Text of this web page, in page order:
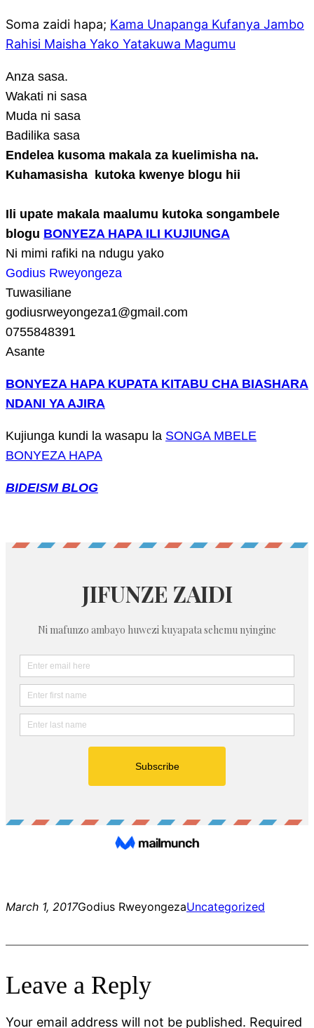
Soma zaidi hapa; Kama Unapanga Kufanya Jambo
Rahisi Maisha Yako Yatakuwa Magumu
Anza sasa.
Wakati ni sasa
Muda ni sasa
Badilika sasa
Endelea kusoma makala za kuelimisha na.
Kuhamasisha kutoka kwenye blogu hii
Ili upate makala maalumu kutoka songambele
blogu BONYEZA HAPA ILI KUJIUNGA
Ni mimi rafiki na ndugu yako
Godius Rweyongeza
Tuwasiliane
godiusrweyongeza1@gmail.com
0755848391
Asante
BONYEZA HAPA KUPATA KITABU CHA BIASHARA
NDANI YA AJIRA
Kujiunga kundi la wasapu la SONGA MBELE
BONYEZA HAPA
BIDEISM BLOG
March 1, 2017Godius RweyongezaUncategorized
Leave a Reply
Your email address will not be published. Required